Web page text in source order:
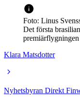
Foto: Linus
Det första
Klara Matsdotter
Nyhetsbyran Direkt